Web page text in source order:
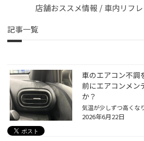
店舗おススメ情報 / 車内リフ
記事一覧
車のエアコン不調
前にエアコンメン
か？
2026年6月22日